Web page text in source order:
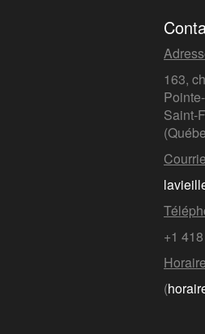
163,
Saint-
+1
(